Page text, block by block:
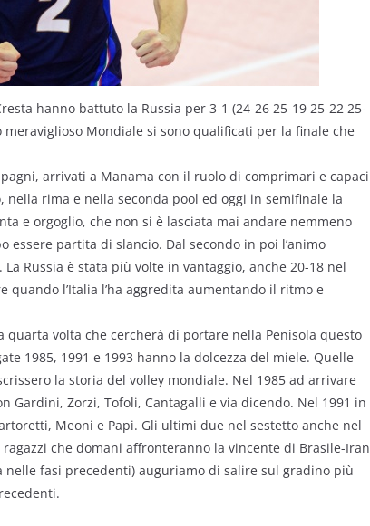
hanno battuto la Russia per 3-1 (24-26 25-19 25-22 25-
Mondiale si sono qualificati per la finale che
arrivati a Manama con il ruolo di comprimari e capaci
nella rima e nella seconda pool ed oggi in semifinale la
e orgoglio, che non si è lasciata mai andare nemmeno
partita di slancio. Dal secondo in poi l’animo
Russia è stata più volte in vantaggio, anche 20-18 nel
l’Italia l’ha aggredita aumentando il ritmo e
quarta volta che cercherà di portare nella Penisola questo
1985, 1991 e 1993 hanno la dolcezza del miele. Quelle
la storia del volley mondiale. Nel 1985 ad arrivare
Gardini, Zorzi, Tofoli, Cantagalli e via dicendo. Nel 1991 in
Meoni e Papi. Gli ultimi due nel sestetto anche nel
che domani affronteranno la vincente di Brasile-Iran
fasi precedenti) auguriamo di salire sul gradino più